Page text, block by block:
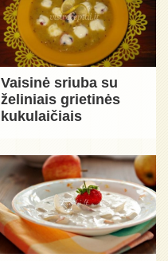
Vaisinė sriuba su
želiniais grietinės
kukulaičiais